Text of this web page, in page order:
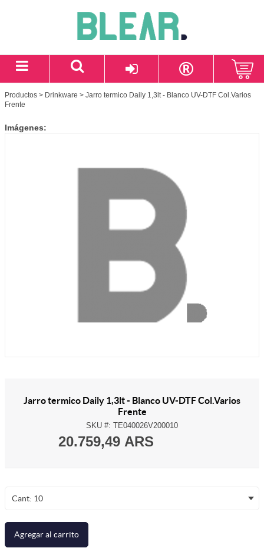
Productos > Drinkware > Jarro termico Daily 1,3lt - Blanco UV-DTF Col.Varios
Frente
Imágenes:
Jarro termico Daily 1,3lt - Blanco UV-DTF Col.Varios
Frente
SKU #: TE040026V200010
20.759,49 ARS
Cant: 10
Agregar al carrito